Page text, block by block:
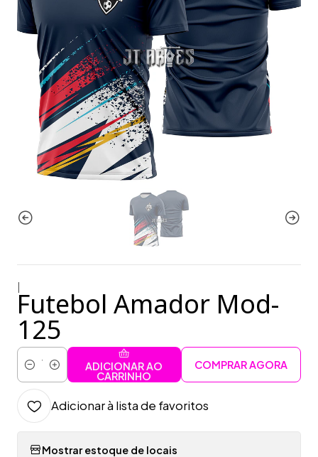
Futebol Amador Mod-
125
Quantidade
ADICIONAR AO
CARRINHO
COMPRAR AGORA
Adicionar à lista de favoritos
Mostrar estoque de locais